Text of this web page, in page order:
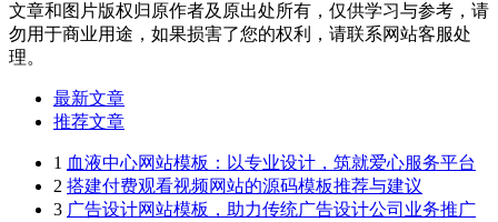
文章和图片版权归原作者及原出处所有，仅供学习与参考，请
勿用于商业用途，如果损害了您的权利，请联系网站客服处
理。
最新文章
推荐文章
1 血液中心网站模板：以专业设计，筑就爱心服务平台
2 搭建付费观看视频网站的源码模板推荐与建议
3 广告设计网站模板，助力传统广告设计公司业务推广